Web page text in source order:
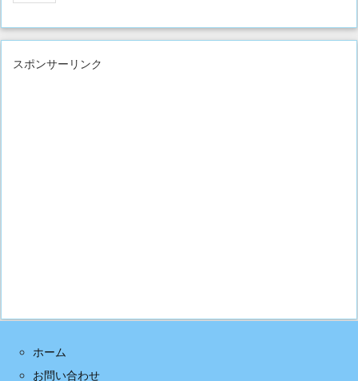
スポンサーリンク
ホーム
お問い合わせ